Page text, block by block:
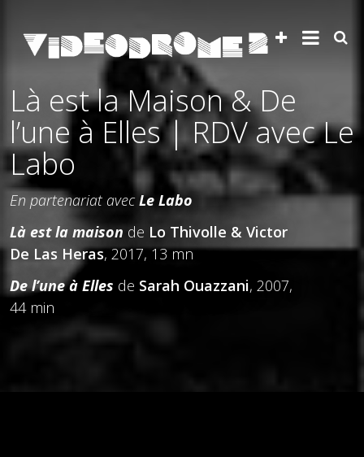
Là est la Maison & De
l’une à Elles | RDV avec Le
Labo
En partenariat avecLe Labo
Là est la maison de Lo Thivolle & Victor
De Las Heras, 2017, 13 mn
De l’une à Elles de Sarah Ouazzani, 2007,
44 min